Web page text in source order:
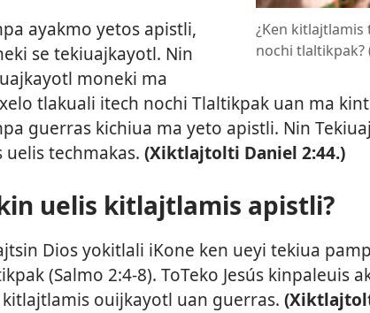
¿Ken kitlajtlamis
nochi tlaltikpak?
ayakmo yetos apistli,
se tekiuajkayotl. Nin
moneki ma
tlakuali itech nochi Tlaltikpak uan ma
guerras kichiua ma yeto apistli. Nin
uelis techmakas. (Xiktlajtolti Daniel 2:44.)
uelis kitlajtlamis apistli?
Dios yokitlali iKone ken ueyi tekiua
(Salmo 2:4-8). ToTeko Jesús kinpaleuis
ouijkayotl uan guerras.